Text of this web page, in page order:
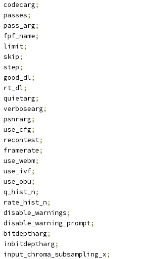
codecarg;
passes;
pass_arg;
fpf_name;
limit;
skip;
step;
good_dl;
rt_dl;
quietarg;
verbosearg;
psnrarg;
use_cfg;
recontest;
framerate;
use_webm;
use_ivf;
use_obu;
q_hist_n;
rate_hist_n;
disable_warnings;
disable_warning_prompt;
bitdeptharg;
inbitdeptharg;
input_chroma_subsampling_x;